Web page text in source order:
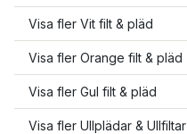
Visa fler Vit filt & pläd
Visa fler Orange filt & pläd
Visa fler Gul filt & pläd
Visa fler Ullplädar & Ullfiltar